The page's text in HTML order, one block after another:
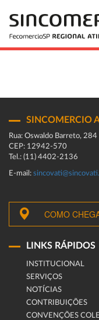
SINCOMERCIO
Rua: Oswaldo Barreto,
CEP: 12942-570
Tel.: (11) 4402-2136
E-mail:
COMO
LINKS RÁPIDOS
INSTITUCIONAL
SERVIÇOS
NOTÍCIAS
CONTRIBUIÇÕES
CONVENÇÕES